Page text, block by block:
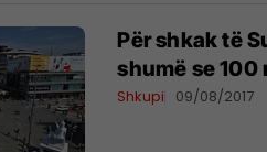
Për shkak të
shumë se 100
Shkupi 09/08/2017